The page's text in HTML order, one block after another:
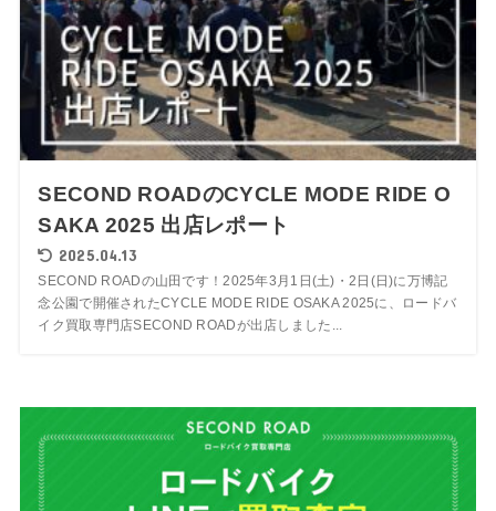
SECOND ROADのCYCLE MODE RIDE O
SAKA 2025 出店レポート
2025.04.13
SECOND ROADの山田です！2025年3月1日(土)・2日(日)に万博記
念公園で開催されたCYCLE MODE RIDE OSAKA 2025に、ロードバ
イク買取専門店SECOND ROADが出店しました...